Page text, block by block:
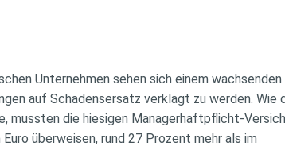
Unternehmen sehen sich einem wachsenden
auf Schadensersatz verklagt zu werden. Wie
mussten die hiesigen Managerhaftpflicht-
überweisen, rund 27 Prozent mehr als im